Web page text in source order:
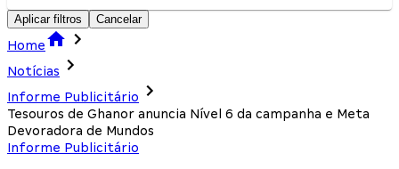
Aplicar filtros Cancelar
Home
Notícias
Informe Publicitário
Tesouros de Ghanor anuncia Nível 6 da campanha e Meta
Devoradora de Mundos
Informe Publicitário